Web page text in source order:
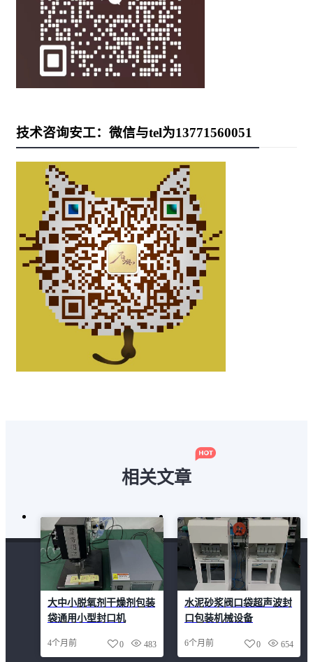
技术咨询安工：微信与tel为13771560051
相关文章
大中小脱氧剂干燥剂包装
袋通用小型封口机
4个月前 483
0
水泥砂浆阀口袋超声波封
口包装机械设备
6个月前 654
0